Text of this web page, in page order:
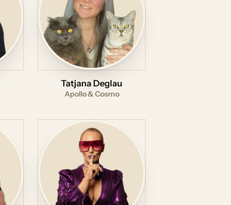
Tatjana Deglau
Apollo & Cosmo